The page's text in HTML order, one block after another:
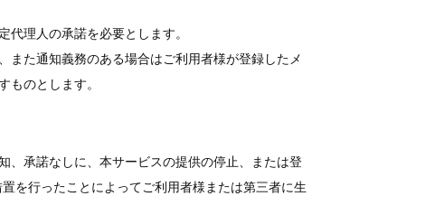
代理人の承諾を必要とします。
また通知義務のある場合はご利用者様が登録したメ
ものとします。
、承諾なしに、本サービスの提供の停止、または登
を行ったことによってご利用者様または第三者に生